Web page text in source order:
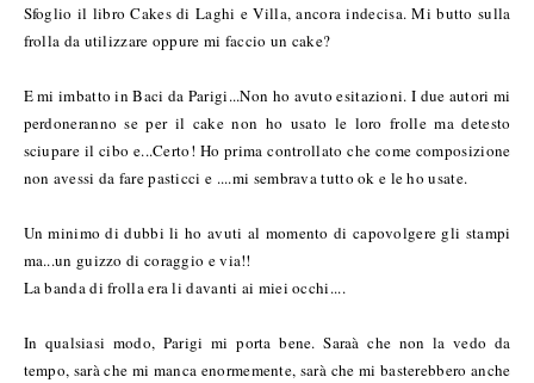
Sfoglio il libro Cakes di Laghi e Villa, ancora indecisa. Mi butto sulla
frolla da utilizzare oppure mi faccio un cake?
E mi imbatto in Baci da Parigi...Non ho avuto esitazioni. I due autori mi
perdoneranno se per il cake non ho usato le loro frolle ma detesto
sciupare il cibo e...Certo! Ho prima controllato che come composizione
non avessi da fare pasticci e ....mi sembrava tutto ok e le ho usate.
Un minimo di dubbi li ho avuti al momento di capovolgere gli stampi
ma...un guizzo di coraggio e via!!
La banda di frolla era li davanti ai miei occhi....
In qualsiasi modo, Parigi mi porta bene. Saraà che non la vedo da
tempo, sarà che mi manca enormemente, sarà che mi basterebbero anche